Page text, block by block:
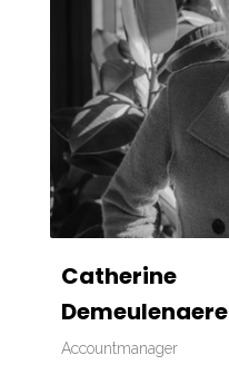
Catherine
Demeulenaere
Accountmanager